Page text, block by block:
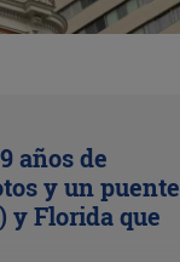
años de
y un puente
y Florida que